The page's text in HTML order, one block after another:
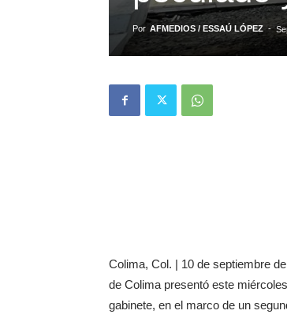
Por AFMEDIOS / ESSAÚ LÓPEZ -
Colima, Col. | 10 de septiembre
de Colima presentó este
gabinete, en el marco de un